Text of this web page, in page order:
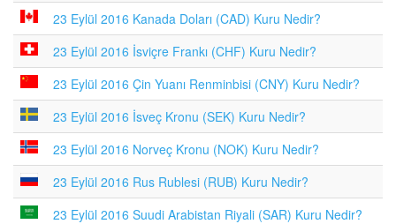
23 Eylül 2016 Kanada Doları (CAD) Kuru Nedir?
23 Eylül 2016 İsviçre Frankı (CHF) Kuru Nedir?
23 Eylül 2016 Çin Yuanı Renminbisi (CNY) Kuru Nedir?
23 Eylül 2016 İsveç Kronu (SEK) Kuru Nedir?
23 Eylül 2016 Norveç Kronu (NOK) Kuru Nedir?
23 Eylül 2016 Rus Rublesi (RUB) Kuru Nedir?
23 Eylül 2016 Suudi Arabistan Riyali (SAR) Kuru Nedir?